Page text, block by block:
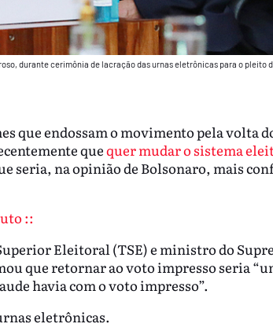
durante cerimônia de lacração das urnas eletrônicas para o pleito
que endossam o movimento pela volta
quequer mudar o sistema
seria, na opinião de Bolsonaro, mais
::
Eleitoral (TSE) e ministro do
que retornar ao voto impresso seria
havia com o voto impresso”.
eletrônicas.